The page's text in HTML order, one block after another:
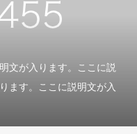
文が入ります。ここに説
ます。ここに説明文が入